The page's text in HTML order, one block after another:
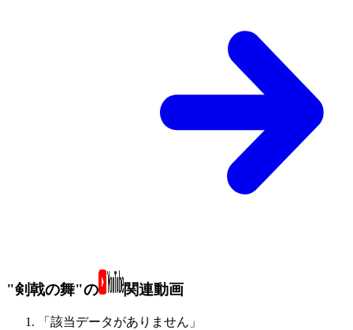
"剣戟の舞"の 関連動画
「該当データがありません」